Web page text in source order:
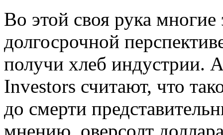
Во этой своя рука
долгосрочной
получи хлеб индустрии.
Investors считают, что
до смерти
мнению, оверсолт